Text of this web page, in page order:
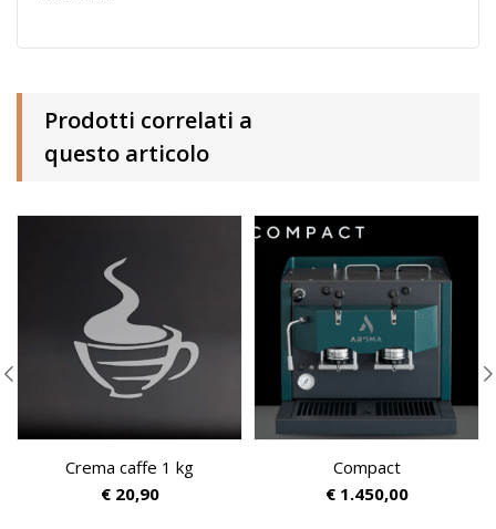
Prodotti correlati a
questo articolo
Crema caffe 1 kg
€20,90
Compact
€1.450,00